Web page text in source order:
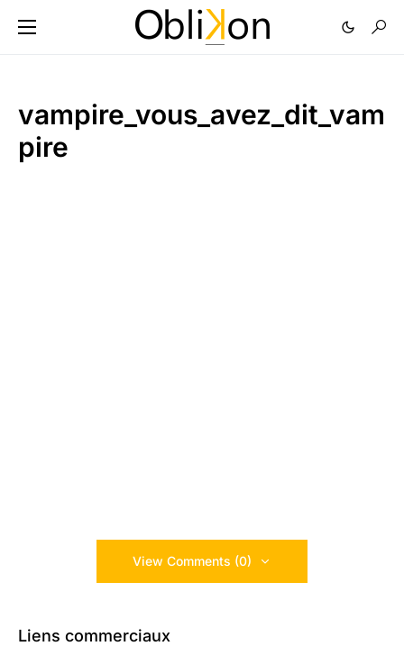
vampire_vous_avez_dit_vam
pire
View Comments (0)
Liens commerciaux